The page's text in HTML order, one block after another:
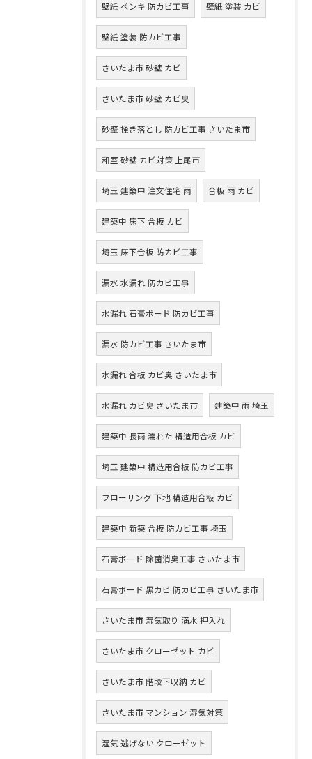
壁紙 ペンキ 防カビ工事 壁紙 塗装 カビ
壁紙 塗装 防カビ工事
さいたま市 砂壁 カビ
さいたま市 砂壁 カビ臭
砂壁 掻き落とし 防カビ工事 さいたま市
和室 砂壁 カビ対策 上尾市
埼玉 建築中 注文住宅 雨 合板 雨 カビ
建築中 床下 合板 カビ
埼玉 床下合板 防カビ工事
漏水 水漏れ 防カビ工事
水漏れ 石膏ボード 防カビ工事
漏水 防カビ工事 さいたま市
水漏れ 合板 カビ臭 さいたま市
水漏れ カビ臭 さいたま市 建築中 雨 埼玉
建築中 長雨 濡れた 構造用合板 カビ
埼玉 建築中 構造用合板 防カビ工事
フローリング 下地 構造用合板 カビ
建築中 新築 合板 防カビ工事 埼玉
石膏ボード 除菌消臭工事 さいたま市
石膏ボード 黒カビ 防カビ工事 さいたま市
さいたま市 湿気取り 満水 押入れ
さいたま市 クローゼット カビ
さいたま市 階段下収納 カビ
さいたま市 マンション 湿気対策
湿気 逃げない クローゼット